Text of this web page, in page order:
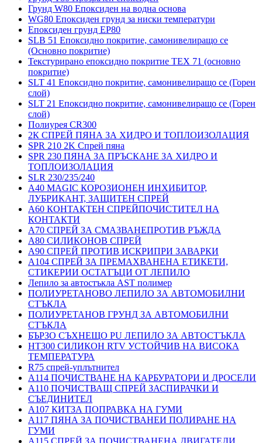
Грунд W80 Епоксиден на водна основа
WG80 Епоксиден грунд за ниски температури
Епоксиден грунд EP80
SLB 51 Епоксидно покритие, самонивелиращо се
(Основно покритие)
Текстурирано епоксидно покритие TEX 71 (основно
покритие)
SLT 41 Епоксидно покритие, самонивелиращо се (Горен
слой)
SLT 21 Епоксидно покритие, самонивелиращо се (Горен
слой)
Полиурея CR300
2К СПРЕЙ ПЯНА ЗА ХИДРО И ТОПЛОИЗОЛАЦИЯ
SPR 210 2K Спрей пяна
SPR 230 ПЯНА ЗА ПРЪСКАНЕ ЗА ХИДРО И
ТОПЛОИЗОЛАЦИЯ
SLR 230/235/240
A40 MAGIC КОРОЗИОНЕН ИНХИБИТОР,
ЛУБРИКАНТ, ЗАЩИТЕН СПРЕЙ
A60 КОНТАКТЕН СПРЕЙПОЧИСТИТЕЛ НА
КОНТАКТИ
A70 СПРЕЙ ЗА СМАЗВАНЕПРОТИВ РЪЖДА
A80 СИЛИКОНОВ СПРЕЙ
A90 СПРЕЙ ПРОТИВ ИСКРИПРИ ЗАВАРКИ
A104 СПРЕЙ ЗА ПРЕМАХВАНЕНА ЕТИКЕТИ,
СТИКЕРИИ ОСТАТЪЦИ ОТ ЛЕПИЛО
Лепило за автостъкла AST полимер
ПОЛИУРЕТАНОВО ЛЕПИЛО ЗА АВТОМОБИЛНИ
СТЪКЛА
ПОЛИУРЕТАНОВ ГРУНД ЗА АВТОМОБИЛНИ
СТЪКЛА
БЪРЗО СЪХНЕЩО PU ЛЕПИЛО ЗА АВТОСТЪКЛА
HT300 СИЛИКОН RTV УСТОЙЧИВ НА ВИСОКА
ТЕМПЕРАТУРА
R75 спрей-уплътнител
A114 ПОЧИСТВАНЕ НА КАРБУРАТОРИ И ДРОСЕЛИ
A110 ПОЧИСТВАЩ СПРЕЙ ЗАСПИРАЧКИ И
СЪЕДИНИТЕЛ
A107 КИТЗА ПОПРАВКА НА ГУМИ
A117 ПЯНА ЗА ПОЧИСТВАНЕИ ПОЛИРАНЕ НА
ГУМИ
A115 СПРЕЙ ЗА ПОЧИСТВАНЕНА ДВИГАТЕЛИ